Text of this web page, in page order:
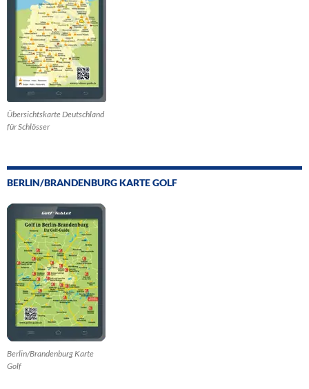
Übersichtskarte Deutschland
für Schlösser
BERLIN/BRANDENBURG KARTE GOLF
Berlin/Brandenburg Karte
Golf